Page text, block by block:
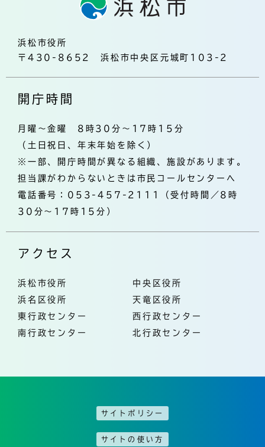
浜松市役所
〒430-8652 浜松市中央区元城町103-2
開庁時間
月曜～金曜 8時30分～17時15分
（土日祝日、年末年始を除く）
※一部、開庁時間が異なる組織、施設があります。
担当課がわからないときは市民コールセンターへ
電話番号：053-457-2111（受付時間／8時
30分～17時15分）
アクセス
浜松市役所
中央区役所
浜名区役所
天竜区役所
東行政センター
西行政センター
南行政センター
北行政センター
サイトポリシー
サイトの使い方